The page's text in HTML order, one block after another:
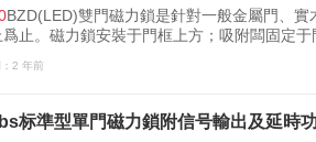
BZD(LED)雙門磁力鎖是針對一般金屬門、
爲止。磁力鎖安裝于門框上方；吸附闆固定
2 年前
标準型單門磁力鎖附信号輸出及延時